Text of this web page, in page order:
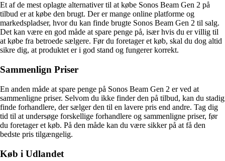
Et af de mest oplagte alternativer til at købe Sonos Beam Gen 2 på
tilbud er at købe den brugt. Der er mange online platforme og
markedspladser, hvor du kan finde brugte Sonos Beam Gen 2 til salg.
Det kan være en god måde at spare penge på, især hvis du er villig til
at købe fra betroede sælgere. Før du foretager et køb, skal du dog altid
sikre dig, at produktet er i god stand og fungerer korrekt.
Sammenlign Priser
En anden måde at spare penge på Sonos Beam Gen 2 er ved at
sammenligne priser. Selvom du ikke finder den på tilbud, kan du stadig
finde forhandlere, der sælger den til en lavere pris end andre. Tag dig
tid til at undersøge forskellige forhandlere og sammenligne priser, før
du foretager et køb. På den måde kan du være sikker på at få den
bedste pris tilgængelig.
Køb i Udlandet